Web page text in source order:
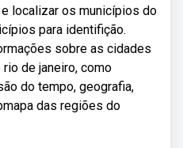
localizar os municípios do
para identifição.
sobre as cidades
de janeiro, como
do tempo, geografia,
das regiões do